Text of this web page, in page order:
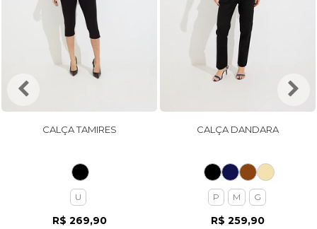
CALÇA TAMIRES
U
R$ 269,90
CALÇA DANDARA
P M G
R$ 259,90